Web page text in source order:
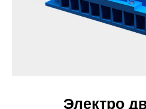
Электро